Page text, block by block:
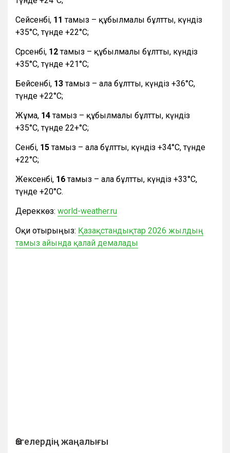
Сейсенбі, 11тамыз – құбылмалы бұлтты, күндіз
+35°С, түнде +22°С;
Сәрсенбі, 12тамыз – құбылмалы бұлтты, күндіз
+35°С, түнде +21°С;
Бейсенбі, 13тамыз – ала бұлтты, күндіз +36°С,
түнде +22°С;
Жұма, 14тамыз – құбылмалы бұлтты, күндіз
+35°С, түнде 22+°С;
Сенбі, 15тамыз – ала бұлтты, күндіз +34°С, түнде
+22°С;
Жексенбі, 16тамыз – ала бұлтты, күндіз +33°С,
түнде +20°С.
Дереккөз: world-weather.ru
Оқи отырыңыз: Қазақстандықтар 2026 жылдың
тамыз айында қалай демалады